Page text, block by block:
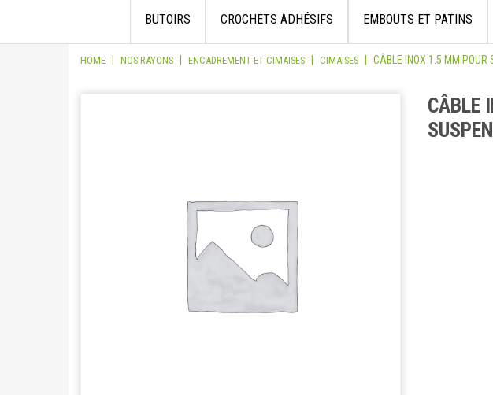
content
BUTOIRS CROCHETS ADHÉSIFS EMBOUTS ET PATINS
HOME NOS RAYONS ENCADREMENT ET CIMAISES CIMAISES CÂBLE INOX 1.5 MM POUR
CÂBLE